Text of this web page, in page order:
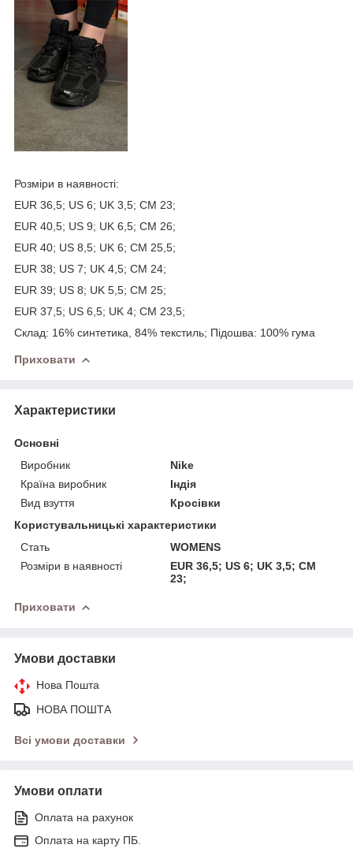
Розміри в наявності:
EUR 36,5; US 6; UK 3,5; CM 23;
EUR 40,5; US 9; UK 6,5; CM 26;
EUR 40; US 8,5; UK 6; CM 25,5;
EUR 38; US 7; UK 4,5; CM 24;
EUR 39; US 8; UK 5,5; CM 25;
EUR 37,5; US 6,5; UK 4; CM 23,5;
Склад: 16% синтетика, 84% текстиль; Пiдошва: 100% гума
Приховати
Характеристики
Основні
Виробник
Nike
Країна виробник
Індія
Вид взуття
Кросівки
Користувальницькі характеристики
Стать
WOMENS
Розміри в наявності
EUR 36,5; US 6; UK 3,5; CM
23;
Приховати
Умови доставки
Нова Пошта
НОВА ПОШТА
Всі умови доставки
Умови оплати
Оплата на рахунок
Оплата на карту ПБ.